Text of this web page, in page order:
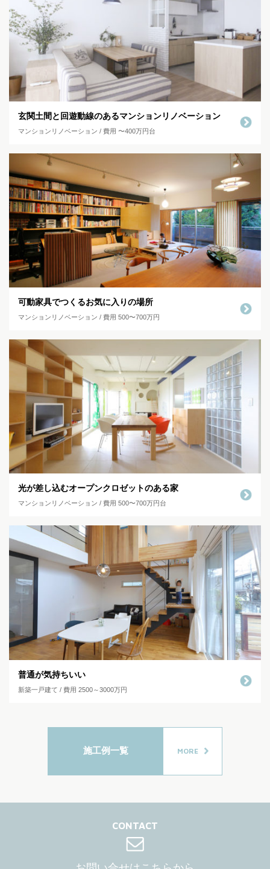
玄関土間と回遊動線のあるマンションリノベーション
マンションリノベーション / 費用 〜400万円台
可動家具でつくるお気に入りの場所
マンションリノベーション / 費用 500〜700万円
光が差し込むオープンクロゼットのある家
マンションリノベーション / 費用 500〜700万円台
普通が気持ちいい
新築一戸建て / 費用 2500～3000万円
施工例一覧 MORE
CONTACT